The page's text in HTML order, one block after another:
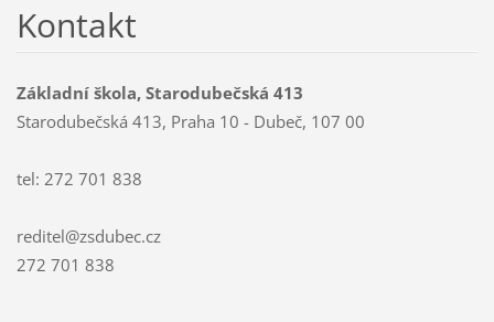
Kontakt
Základní škola, Starodubečská 413
Starodubečská 413, Praha 10 - Dubeč, 107 00
tel: 272 701 838
reditel@zsdubec.cz
272 701 838